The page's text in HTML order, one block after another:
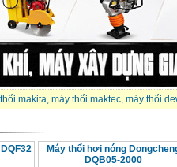
makita, máy thổi maktec, máy thổi
Máy thổi hơi nóng
DQB05-2000